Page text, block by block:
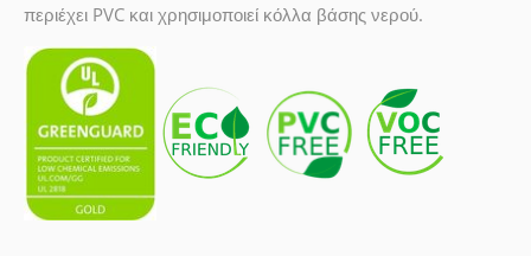
περιέχει PVC και χρησιμοποιεί κόλλα βάσης νερού.